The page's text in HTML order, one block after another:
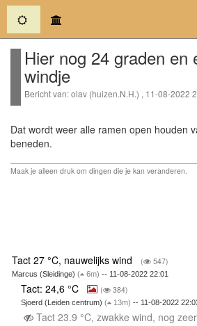
(current)
Hier nog 24 graden en
windje
Bericht van: olav (huizen.N.H.) , 11-08-2022
Dat wordt weer alle ramen open houden
beneden.
Maak je alleen druk om dingen die je kan veranderen.
Tact 27 °C, nauwelijks wind ( 547)
Marcus (Sleidinge) ( 6m) -- 11-08-2022 22:01
Tact: 24,6 °C ( 384)
Sjoerd (Leiden centrum) ( 13m) -- 11-08-2022
Tact 23.9 °C, zwakke wind, nog